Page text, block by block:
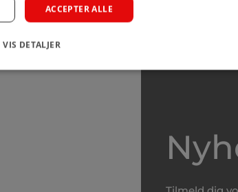
ACCEPTER ALLE
VIS DETALJER